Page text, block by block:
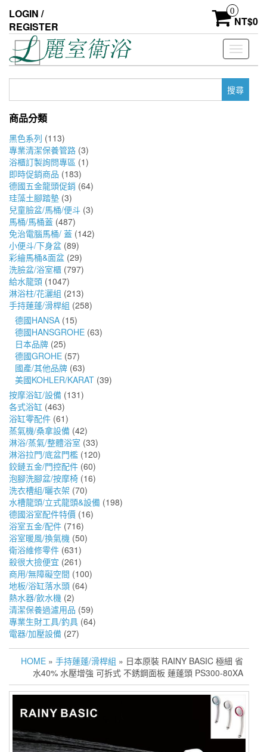
the
content
LOGIN /
REGISTER
0
NT$0
Toggle
鍵
商品分類
黑色系列 (113)
專業清潔保養管路 (3)
浴櫃訂製詢問專區 (1)
即時促銷商品 (183)
德國五金龍頭促銷 (64)
珪藻土腳踏墊 (3)
兒童臉盆/馬桶/便斗 (3)
馬桶/馬桶蓋 (487)
免治電腦馬桶/ 蓋 (142)
小便斗/下身盆 (89)
彩繪馬桶&面盆 (29)
洗臉盆/浴室櫃 (797)
給水龍頭 (1047)
淋浴柱/花灑組 (213)
手持蓮蓬/滑桿組 (258)
德國HANSA (15)
德國HANSGROHE (63)
日本品牌 (25)
德國GROHE (57)
國產/其他品牌 (63)
美國KOHLER/KARAT (39)
按摩浴缸/設備 (131)
各式浴缸 (463)
浴缸零配件 (61)
蒸氣機/桑拿設備 (42)
淋浴/蒸氣/整體浴室 (33)
淋浴拉門/底盆門檻 (120)
鉸鏈五金/門控配件 (60)
泡腳洗腳盆/按摩椅 (16)
洗衣槽組/曬衣架 (70)
水槽龍頭/立式龍頭&設備 (198)
德國浴室配件特價 (16)
浴室五金/配件 (716)
浴室暖風/換氣機 (50)
衛浴維修零件 (631)
殺很大撿便宜 (261)
商用/無障礙空間 (100)
地板/浴缸落水頭 (64)
熱水器/飲水機 (2)
清潔保養過濾用品 (59)
專業生財工具/釣具 (64)
電器/加壓設備 (27)
HOME » 手持蓮蓬/滑桿組 » 日本原裝 RAINY BASIC 極細 省
水40% 水壓增強 可拆式 不銹鋼面板 蓮蓬頭 PS300-80XA